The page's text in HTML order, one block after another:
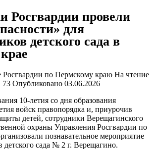
Росгвардии провели
для
детского сада в
Росгвардии по Пермскому краю На чтение
73 Опубликовано 03.06.2026
10-летия со дня образования
войск правопорядка и, приурочив
детей, сотрудники Верещагинского
охраны Управления Росгвардии по
познавательное мероприятие
детского сада № 2 г. Верещагино.